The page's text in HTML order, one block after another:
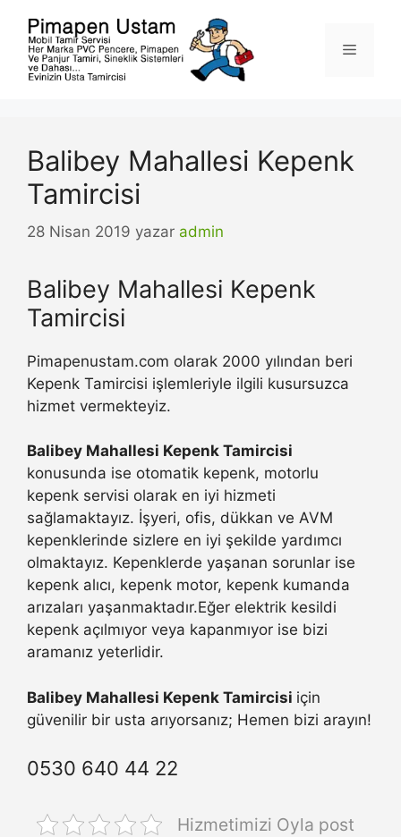
Menü
Balibey Mahallesi Kepenk
Tamircisi
28 Nisan 2019 yazar admin
Balibey Mahallesi Kepenk
Tamircisi
Pimapenustam.com olarak 2000 yılından beri
Kepenk Tamircisi işlemleriyle ilgili kusursuzca
hizmet vermekteyiz.
Balibey Mahallesi Kepenk Tamircisi
konusunda ise otomatik kepenk, motorlu
kepenk servisi olarak en iyi hizmeti
sağlamaktayız. İşyeri, ofis, dükkan ve AVM
kepenklerinde sizlere en iyi şekilde yardımcı
olmaktayız. Kepenklerde yaşanan sorunlar ise
kepenk alıcı, kepenk motor, kepenk kumanda
arızaları yaşanmaktadır.Eğer elektrik kesildi
kepenk açılmıyor veya kapanmıyor ise bizi
aramanız yeterlidir.
Balibey Mahallesi Kepenk Tamircisi için
güvenilir bir usta arıyorsanız; Hemen bizi arayın!
0530 640 44 22
Hizmetimizi Oyla post